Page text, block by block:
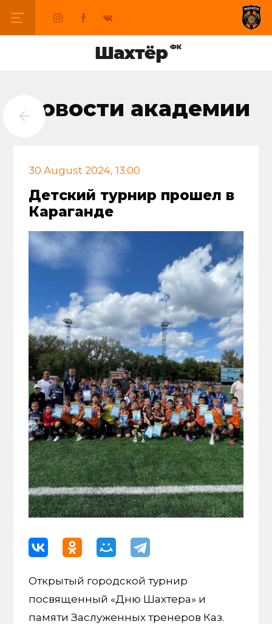
Новости академии
30 August 2024, 13:00
Детский турнир прошел в
Караганде
Открытый городской турнир
посвященный «Дню Шахтера» и
памяти Заслуженных тренеров Каз.